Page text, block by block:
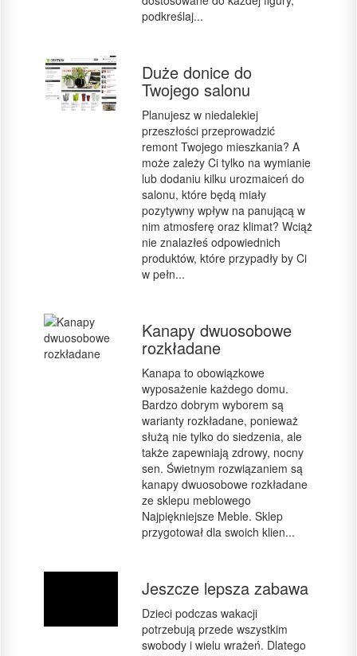
podkreślaj...
Duże donice do
Twojego salonu
Planujesz w niedalekiej
przeszłości przeprowadzić
remont Twojego mieszkania? A
może zależy Ci tylko na wymianie
lub dodaniu kilku urozmaiceń do
salonu, które będą miały
pozytywny wpływ na panującą w
nim atmosferę oraz klimat? Wciąż
nie znalazłeś odpowiednich
produktów, które przypadły by Ci
w pełn...
Kanapy dwuosobowe
rozkładane
Kanapa to obowiązkowe
wyposażenie każdego domu.
Bardzo dobrym wyborem są
warianty rozkładane, ponieważ
służą nie tylko do siedzenia, ale
także zapewniają zdrowy, nocny
sen. Świetnym rozwiązaniem są
kanapy dwuosobowe rozkładane
ze sklepu meblowego
Najpiękniejsze Meble. Sklep
przygotował dla swoich klien...
Jeszcze lepsza zabawa
Dzieci podczas wakacji
potrzebują przede wszystkim
swobody i wielu wrażeń. Dlatego